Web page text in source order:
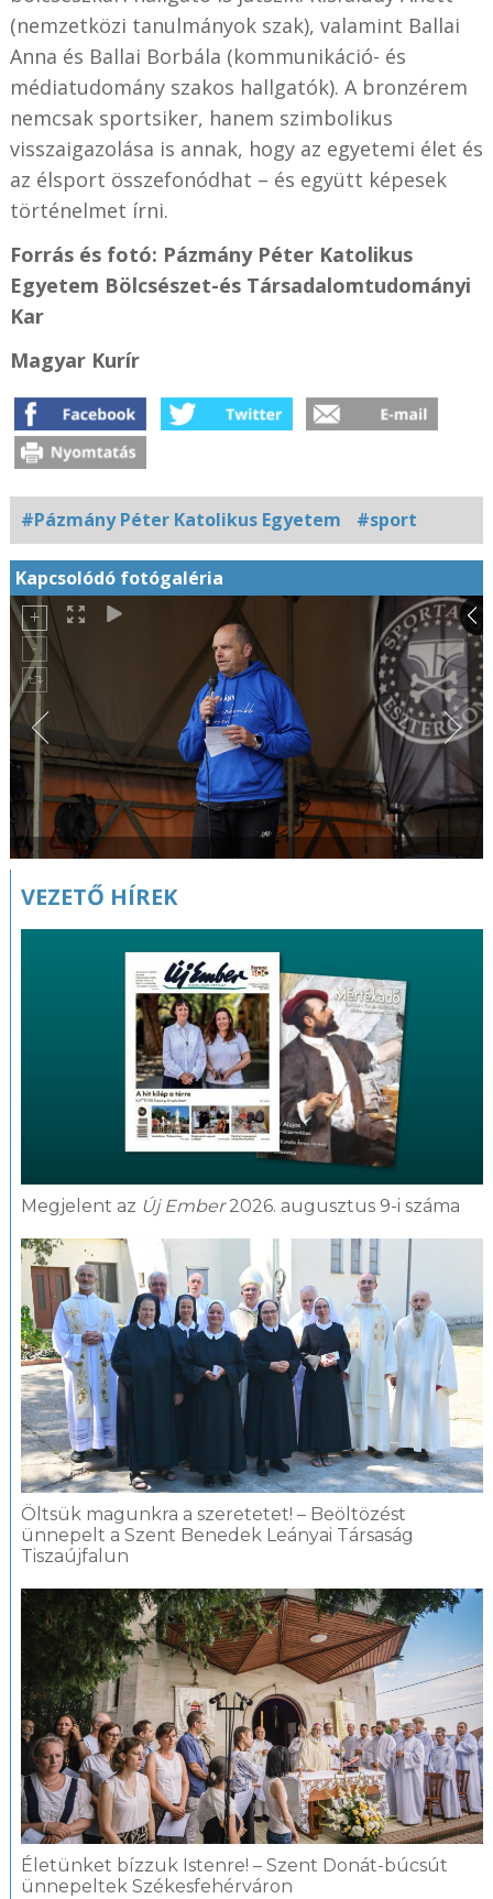
(nemzetközi tanulmányok szak), valamint Ballai
Anna és Ballai Borbála (kommunikáció- és
médiatudomány szakos hallgatók). A bronzérem
nemcsak sportsiker, hanem szimbolikus
visszaigazolása is annak, hogy az egyetemi élet és
az élsport összefonódhat – és együtt képesek
történelmet írni.
Forrás és fotó: Pázmány Péter Katolikus
Egyetem Bölcsészet-és Társadalomtudományi
Kar
Magyar Kurír
#Pázmány Péter Katolikus Egyetem #sport
Kapcsolódó fotógaléria
VEZETŐ HÍREK
Megjelent az Új Ember2026. augusztus 9-i száma
Öltsük magunkra a szeretetet! – Beöltözést
ünnepelt a Szent Benedek Leányai Társaság
Tiszaújfalun
Életünket bízzuk Istenre! – Szent Donát-búcsút
ünnepeltek Székesfehérváron